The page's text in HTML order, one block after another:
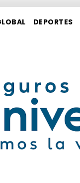
DEPORTES